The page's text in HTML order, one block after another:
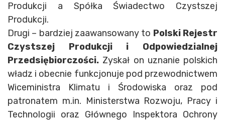
Produkcji a Spółka Świadectwo Czystszej
Produkcji.
Drugi – bardziej zaawansowany to Polski Rejestr
Czystszej Produkcji i Odpowiedzialnej
Przedsiębiorczości. Zyskał on uznanie polskich
władz i obecnie funkcjonuje pod przewodnictwem
Wiceministra Klimatu i Środowiska oraz pod
patronatem m.in. Ministerstwa Rozwoju, Pracy i
Technologii oraz Głównego Inspektora Ochrony